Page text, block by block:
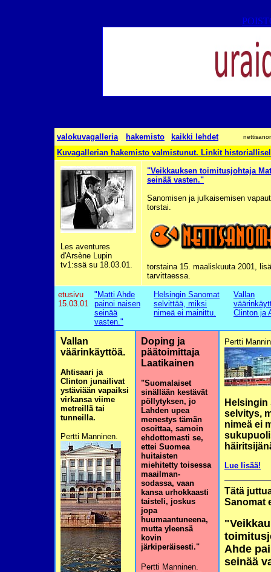
valokuvagalleria hakemisto kaikki lehdet
Kuvagallerian hakemisto valmistunut. Linkit
Les aventures
d'Arsène Lupin
tv1:ssä su 18.03.01.
"Veikkauksen toimitusjohtaja
seinää vasten."
Sanomisen ja julkaisemisen
torstai.
torstaina 15. maaliskuuta 2001,
tarvittaessa.
etusivu
15.03.01
"Matti Ahde
painoi naisen
seinää
vasten."
Helsingin Sanomat
selvittää, miksi
nimeä ei mainittu.
Vallan
Clinton ja
Vallan
väärinkäyttöä.
Ahtisaari ja
Clinton junailivat
ystäviään vapaiksi
virkansa viime
metreillä tai
tunneilla.
Pertti Manninen.
Doping ja
päätoimittaja
Laatikainen
"Suomalaiset
sinällään kestävät
pöllytyksen, jo
Lahden upea
menestys tämän
osoittaa, samoin
ehdottomasti se,
ettei Suomea
huitaisten
miehitetty toisessa
maailman-
sodassa, vaan
kansa urhokkaasti
taisteli, joskus
jopa
huumaantuneena,
mutta yleensä
kovin
järkiperäisesti."
Pertti Manninen.
Pertti
Helsingin
selvitys,
nimeä ei
Lue lisää!
Tätä
Sanomat
Ahde
seinää